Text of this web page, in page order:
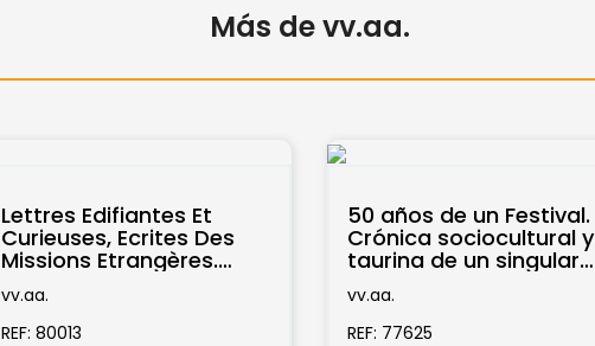
Más de vv.aa.
Lettres Edifiantes Et
Curieuses, Ecrites Des
Missions Etrangères.
de Cinquante...
vv.aa.
REF: 80013
50 años de un Festival.
Crónica sociocultural y
taurina de un singular
del Club...
vv.aa.
REF: 77625